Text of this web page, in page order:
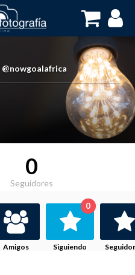
@nowgoalafrica
0
Seguidores
Amigos Siguiendo
0